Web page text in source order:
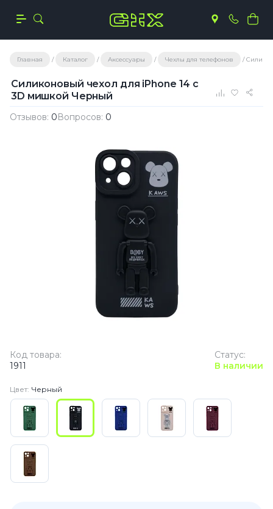
Главная Каталог Аксессуары Чехлы для телефонов
Силиконовый чехол для iPhone 14 с
3D мишкой Черный
Отзывов: 0Вопросов: 0
Статус:
В наличии
Код товара:
1911
Цвет: Черный